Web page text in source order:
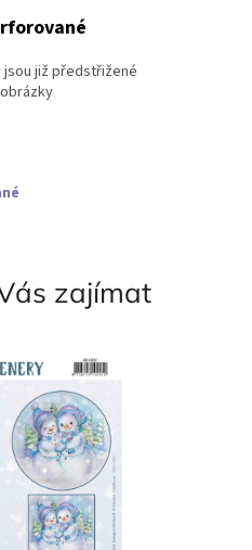
již předstřižené
zajímat